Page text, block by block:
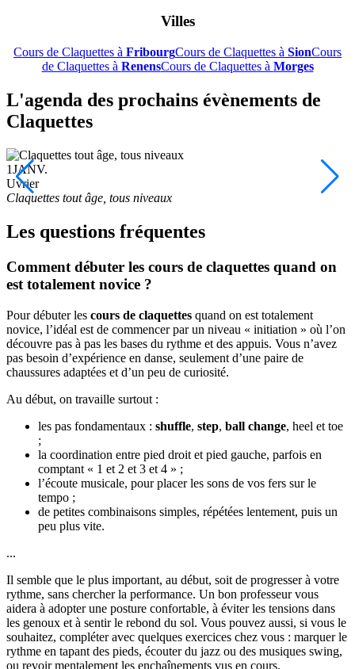
Villes
Cours de Claquettes à FribourgCours de Claquettes à SionCours
de Claquettes à RenensCours de Claquettes à Morges
L'agenda des prochains évènements de
Claquettes
1JANV.
Uvrier
Claquettes tout âge, tous niveaux
Les questions fréquentes
Comment débuter les cours de claquettes quand on
est totalement novice ?
Pour débuter les cours de claquettes quand on est totalement
novice, l’idéal est de commencer par un niveau « initiation » où l’on
découvre pas à pas les bases du rythme et des appuis. Vous n’avez
pas besoin d’expérience en danse, seulement d’une paire de
chaussures adaptées et d’un peu de curiosité.
Au début, on travaille surtout :
les pas fondamentaux : shuffle, step, ball change, heel et toe
;
la coordination entre pied droit et pied gauche, parfois en
comptant « 1 et 2 et 3 et 4 » ;
l’écoute musicale, pour placer les sons de vos fers sur le
tempo ;
de petites combinaisons simples, répétées lentement, puis un
peu plus vite.
...
Il semble que le plus important, au début, soit de progresser à votre
rythme, sans chercher la performance. Un bon professeur vous
aidera à adopter une posture confortable, à éviter les tensions dans
les genoux et à sentir le rebond du sol. Vous pouvez aussi, si vous le
souhaitez, compléter avec quelques exercices chez vous : marquer le
rythme en tapant des pieds, écouter du jazz ou des musiques swing,
ou revoir mentalement les enchaînements vus en cours.